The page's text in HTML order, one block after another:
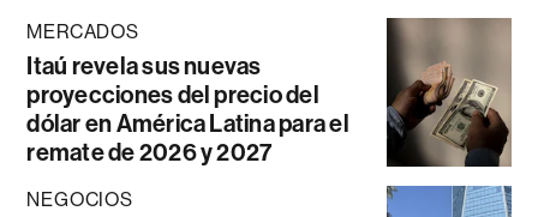
MERCADOS
Itaú revela sus nuevas
proyecciones del precio del
dólar en América Latina para el
remate de 2026 y 2027
NEGOCIOS